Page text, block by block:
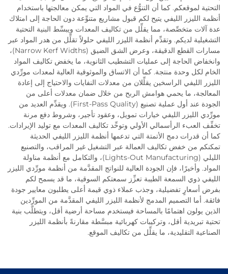
التحتية لموقعكم. كما أن التنوُّع في المواد التي يمكن معالجتها باستخدام
أنظمة الليزر الليفي يتيح لكم قبول مشاريع متنوِّعة دون الحاجة إلى امتلاك
عدة آلات متخصِّصة، مما يقلِّل من تكاليف المعدات ويبسِّط البنية التحتية
التشغيلية لديكم. وتقدِّم أنظمة الليزر الليفي حلولاً تقلِّل من هدر المواد عبر
مسارات القطع الدقيقة، وعرض الشق الضيق (Narrow Kerf Widths)،
وانخفاض الحاجة إلى عمليات التشطيب الثانوية، ما يخفض تكاليف المواد
الخام لكل وحدة منتجة. كما أن الاتساق والموثوقية العالية لمعدات مورِّدي
الليزر الليفي الراسخين يقلِّلان من معدلات النفايات والاحتياج إلى إعادة
المعالجة، ما يحمي هوامش الربح من خلال ضمان معدلات أعلى من
الجودة عند أول عملية تصنيع (First-Pass Quality). ويقدِّم العديد من
مورِّدي الليزر الليفي خيارات تمويل، وعقود تأجير، وشروط دفع مرنة
تخفِّف العبء الرأسمالي الأولي وتوحِّد تكاليف المعدات مع توليد الإيرادات.
كما أن قدرات دمج الأتمتة التي تدعمها أنظمة الليزر الليفي الحديثة
تمكنكم من خفض تكاليف العمالة عبر التشغيل غير المراقب، والتصنيع
الليلي (Lights-Out Manufacturing)، والتكامل مع أنظمة مناولة
المواد. وأخيرًا، فإن الجودة العالية للنواتج المقدَّمة من أنظمة مورِّدي الليزر
الليفي ذوي السمعة الطيبة تعزِّز سمعتكم السوقية، ما قد يسمح لكم
بفرض أسعارٍ تفضيلية، وجذب عملاء ذوي قيمة أعلى يطلبون معايير جودة
فائقة. أما التصميم المدمج لأنظمة الليزر الليفي المقدَّمة من المورِّدين
الذين يولون اهتمامًا بالمساحة فيستخدم مساحة أرضية أقل، ويتطلَّب بنية
تحتية تبريدية أقل، وتركيبات كهربائية مبسَّطة مقارنةً بأنظمة الليزر
الصناعية التقليدية، ما يقلِّل من تكاليف الموقع.